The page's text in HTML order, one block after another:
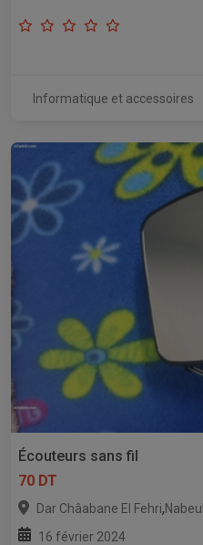
Informatique et accessoires
Écouteurs sans fil
70 DT
Dar Châabane El Fehri,Nabeul
16 février 2024